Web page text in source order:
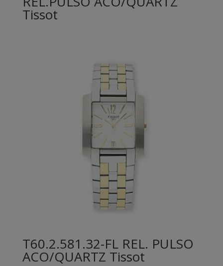
Tissot
T60.2.581.32-FL REL. PULSO
ACO/QUARTZ Tissot